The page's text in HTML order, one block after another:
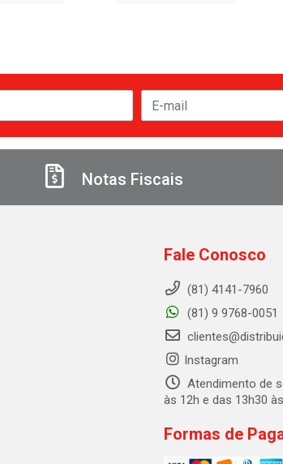
Notas Fiscais
Fale Conosco
(81) 4141-7960
(81) 9 9768-0051
Instagram
Atendimento de
às 12h e das 13h30
Formas de